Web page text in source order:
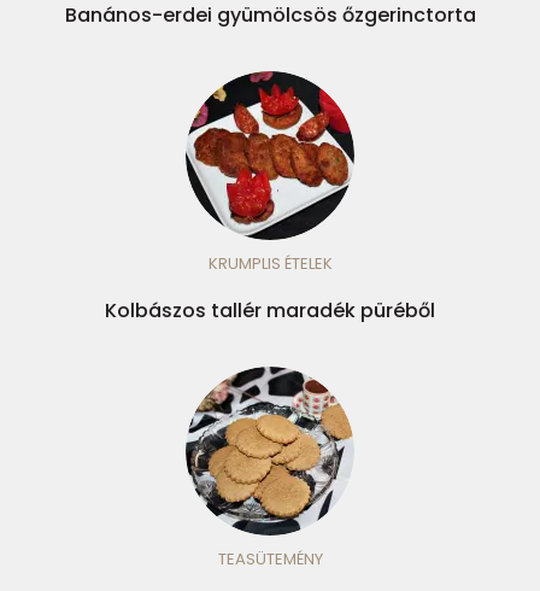
Banános-erdei gyümölcsös őzgerinctorta
KRUMPLIS ÉTELEK
Kolbászos tallér maradék püréből
TEASÜTEMÉNY